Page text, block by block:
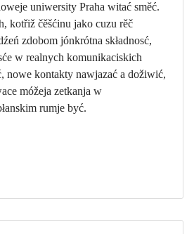
uniwersity Praha witać směć.
kotřiž čěšćinu jako cuzu rěč
zdobom jónkrótna składnosć,
w realnych komunikaciskich
nowe kontakty nawjazać a dožiwić,
móžeja zetkanja w
rumje być.